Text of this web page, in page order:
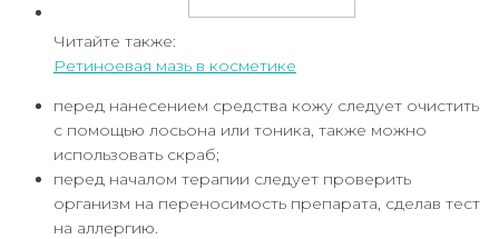
Читайте также:
Ретиноевая мазь в косметике
перед нанесением средства кожу следует очистить
с помощью лосьона или тоника, также можно
использовать скраб;
перед началом терапии следует проверить
организм на переносимость препарата, сделав тест
на аллергию.